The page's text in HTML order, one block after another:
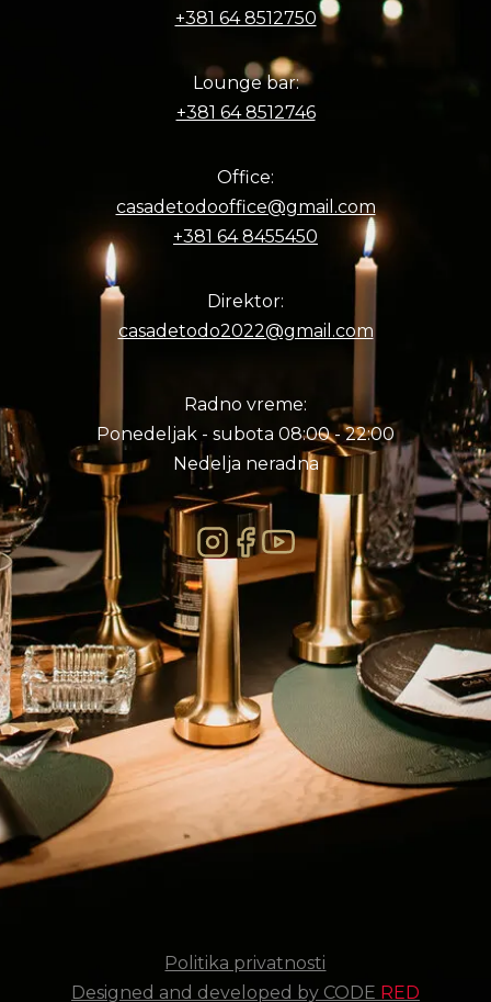
+381 64 8512750
Lounge bar:
+381 64 8512746
Office:
casadetodooffice@gmail.com
+381 64 8455450
Direktor:
casadetodo2022@gmail.com
Radno vreme:
Ponedeljak - subota 08:00 - 22:00
Nedelja neradna
Designed and developed by CODE RED
Politika privatnosti